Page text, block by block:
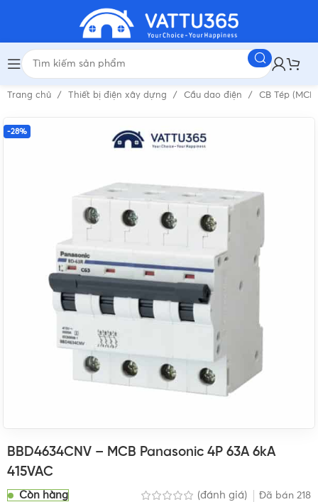
Trang chủ Thiết bị điện xây dựng Cầu dao điện CB Tép
-28%
BBD4634CNV – MCB Panasonic 4P 63A 6kA
415VAC
Còn hàng (đánh giá) Đã bán 218